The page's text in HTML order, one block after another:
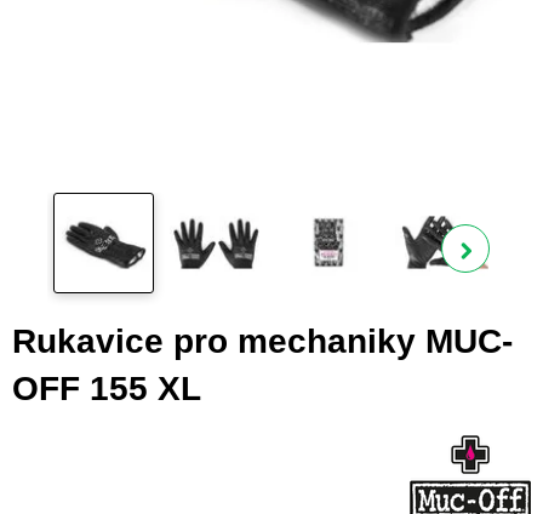
Rukavice pro mechaniky MUC-
OFF 155 XL